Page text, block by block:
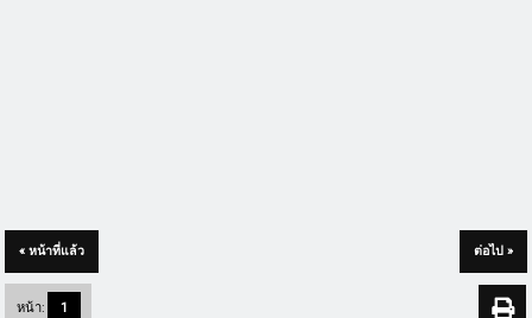
« หน้าที่แล้ว ต่อไป »
หน้า: 1